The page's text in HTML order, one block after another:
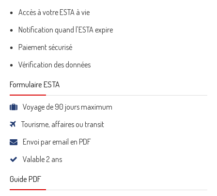
Accès à votre ESTA à vie
Notification quand l'ESTA expire
Paiement sécurisé
Vérification des données
Formulaire ESTA
Voyage de 90 jours maximum
Tourisme, affaires ou transit
Envoi par email en PDF
Valable 2 ans
Guide PDF